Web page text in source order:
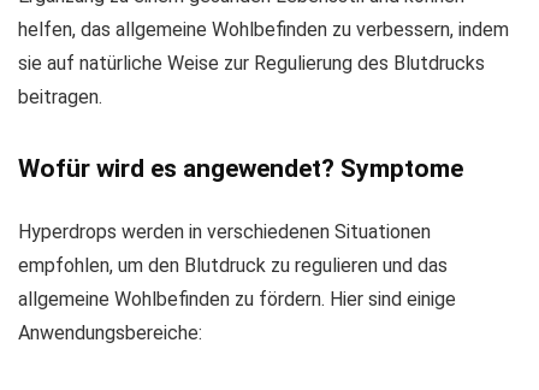
helfen, das allgemeine Wohlbefinden zu verbessern, indem
sie auf natürliche Weise zur Regulierung des Blutdrucks
beitragen.
Wofür wird es angewendet? Symptome
Hyperdrops werden in verschiedenen Situationen
empfohlen, um den Blutdruck zu regulieren und das
allgemeine Wohlbefinden zu fördern. Hier sind einige
Anwendungsbereiche: